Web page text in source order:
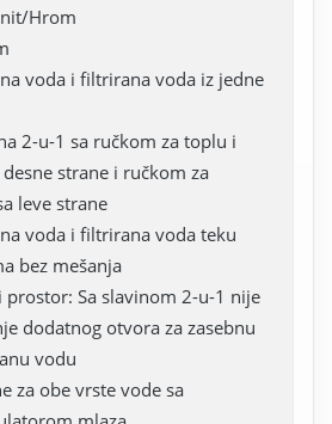
Hrom
voda i filtrirana voda iz jedne
2-u-1 sa ručkom za toplu i
strane i ručkom za
leve strane
voda i filtrirana voda teku
bez mešanja
prostor: Sa slavinom 2-u-1 nije
dodatnog otvora za zasebnu
vodu
za obe vrste vode sa